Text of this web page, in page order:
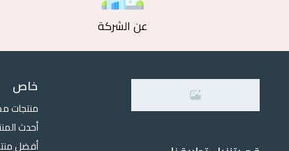
عن الشركة
خاص
منتجات
أحدث
أفضل